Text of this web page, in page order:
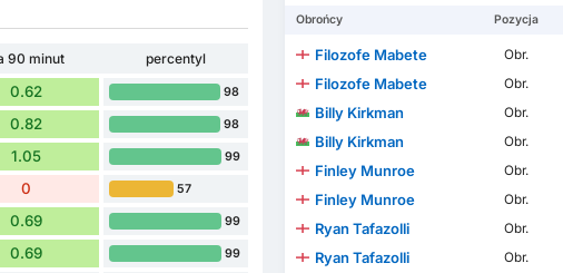
90 minut
percentyl
0.62 98
0.82 98
1.05 99
0 57
0.69 99
0.69 99
Obrońcy Pozycja
Filozofe Mabete Obr.
Filozofe Mabete
Obr.
Billy Kirkman
Obr.
Billy Kirkman
Obr.
Finley Munroe
Obr.
Finley Munroe
Obr.
Ryan Tafazolli
Obr.
Ryan Tafazolli
Obr.